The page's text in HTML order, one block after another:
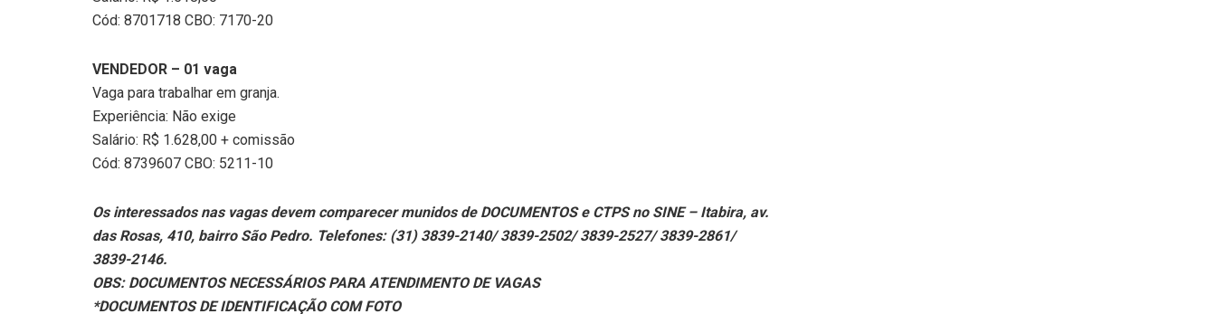
Cód: 8701718 CBO: 7170-20
VENDEDOR – 01 vaga
Vaga para trabalhar em granja.
Experiência: Não exige
Salário: R$ 1.628,00 + comissão
Cód: 8739607 CBO: 5211-10
Os interessados nas vagas devem comparecer munidos de DOCUMENTOS e CTPS no SINE – Itabira, av.
das Rosas, 410, bairro São Pedro. Telefones: (31) 3839-2140/ 3839-2502/ 3839-2527/ 3839-2861/
3839-2146.
OBS: DOCUMENTOS NECESSÁRIOS PARA ATENDIMENTO DE VAGAS
*DOCUMENTOS DE IDENTIFICAÇÃO COM FOTO